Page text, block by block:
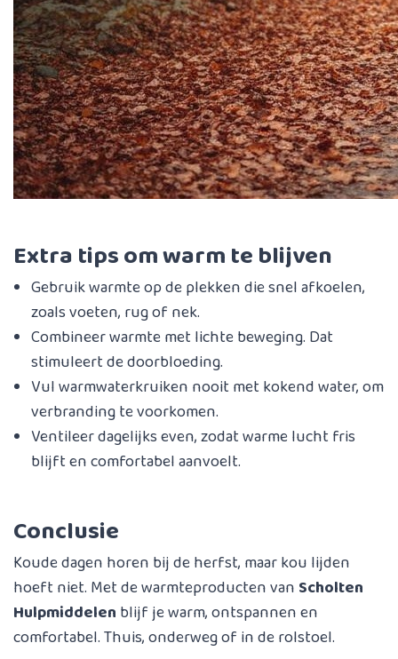
Extra tips om warm te blijven
Gebruik warmte op de plekken die snel afkoelen,
zoals voeten, rug of nek.
Combineer warmte met lichte beweging. Dat
stimuleert de doorbloeding.
Vul warmwaterkruiken nooit met kokend water, om
verbranding te voorkomen.
Ventileer dagelijks even, zodat warme lucht fris
blijft en comfortabel aanvoelt.
Conclusie
Koude dagen horen bij de herfst, maar kou lijden
hoeft niet. Met de warmteproducten van Scholten
Hulpmiddelen blijf je warm, ontspannen en
comfortabel. Thuis, onderweg of in de rolstoel.